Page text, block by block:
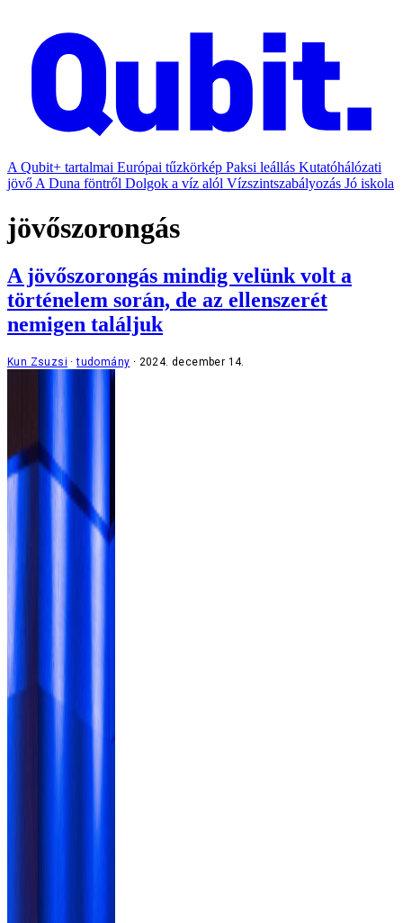
A Qubit+ tartalmai Európai tűzkörkép Paksi leállás Kutatóhálózati
jövő A Duna föntről Dolgok a víz alól Vízszintszabályozás Jó iskola
jövőszorongás
A jövőszorongás mindig velünk volt a
történelem során, de az ellenszerét
nemigen találjuk
Kun Zsuzsi tudomány 2024. december 14.